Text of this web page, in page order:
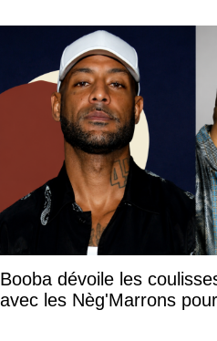
Booba dévoile les
avec les Nèg'Marrons